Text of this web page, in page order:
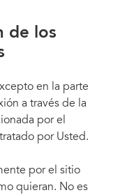
de los
en la parte
a través de la
por el
por Usted.
por el sitio
quieran. No es